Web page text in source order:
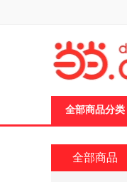
全部商品分类
全部商品
页